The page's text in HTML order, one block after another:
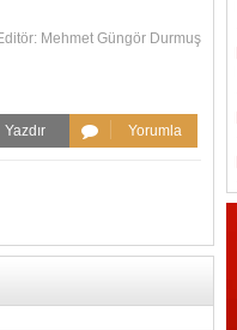
Mehmet Güngör Durmuş
Yazdır Yorumla